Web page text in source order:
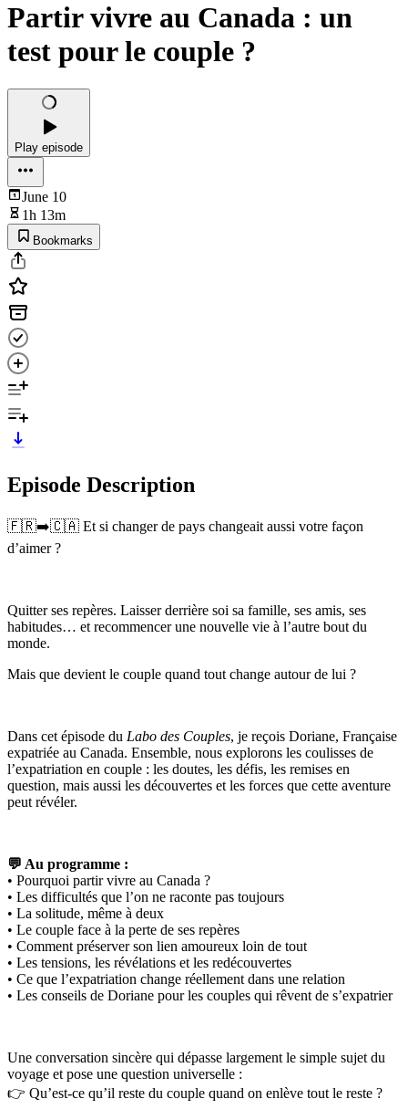
Partir vivre au Canada : un
test pour le couple ?
Play episode
June 10
1h 13m
Bookmarks
Episode Description
🇫🇷➡️🇨🇦 Et si changer de pays changeait aussi votre façon
d’aimer ?
Quitter ses repères. Laisser derrière soi sa famille, ses amis, ses
habitudes… et recommencer une nouvelle vie à l’autre bout du
monde.
Mais que devient le couple quand tout change autour de lui ?
Dans cet épisode du Labo des Couples, je reçois Doriane, Française
expatriée au Canada. Ensemble, nous explorons les coulisses de
l’expatriation en couple : les doutes, les défis, les remises en
question, mais aussi les découvertes et les forces que cette aventure
peut révéler.
💬 Au programme :
• Pourquoi partir vivre au Canada ?
• Les difficultés que l’on ne raconte pas toujours
• La solitude, même à deux
• Le couple face à la perte de ses repères
• Comment préserver son lien amoureux loin de tout
• Les tensions, les révélations et les redécouvertes
• Ce que l’expatriation change réellement dans une relation
• Les conseils de Doriane pour les couples qui rêvent de s’expatrier
Une conversation sincère qui dépasse largement le simple sujet du
voyage et pose une question universelle :
👉 Qu’est-ce qu’il reste du couple quand on enlève tout le reste ?